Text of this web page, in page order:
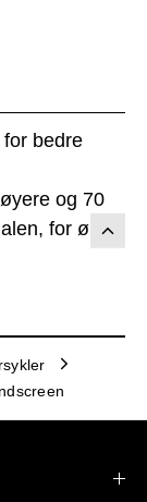
bedre
og 70
for økt